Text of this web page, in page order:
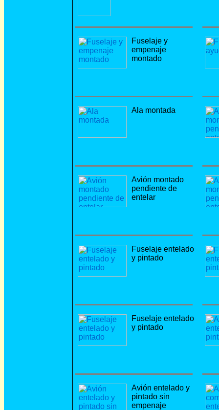
Fuselaje y
empenaje
montado
Ala montada
Avión montado
pendiente de
entelar
Fuselaje entelado
y pintado
Fuselaje entelado
y pintado
Avión entelado y
pintado sin
empenaje